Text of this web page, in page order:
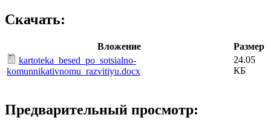
Скачать:
Вложение
Размер
kartoteka_besed_po_sotsialno-
komunnikativnomu_razvitiyu.docx
24.05
КБ
Предварительный просмотр: